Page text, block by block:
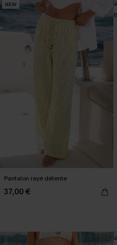
NEW
Pantalon rayé détente
37,00 €